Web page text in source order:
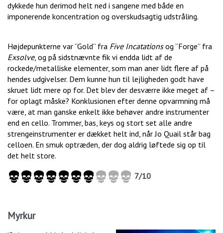
dykkede hun derimod helt ned i sangene med både en
imponerende koncentration og overskudsagtig udstråling.
Højdepunkterne var ”Gold” fra Five Incatationsog ”Forge” fra
Exsolve, og på sidstnævnte fik vi endda lidt af de
rockede/metalliske elementer, som man aner lidt flere af på
hendes udgivelser. Dem kunne hun til lejligheden godt have
skruet lidt mere op for. Det blev der desværre ikke meget af –
for oplagt måske? Konklusionen efter denne opvarmning må
være, at man ganske enkelt ikke behøver andre instrumenter
end en cello. Trommer, bas, keys og stort set alle andre
strengeinstrumenter er dækket helt ind, når Jo Quail står bag
celloen. En smuk optræden, der dog aldrig løftede sig op til
det helt store.
7/10
Myrkur